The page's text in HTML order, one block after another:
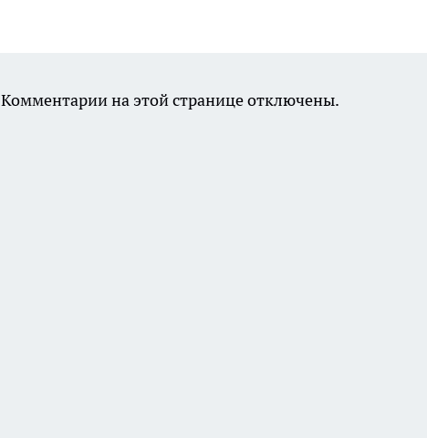
Комментарии на этой странице отключены.